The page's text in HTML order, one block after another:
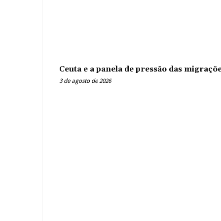
Ceuta e a panela de pressão das
3 de agosto de 2026